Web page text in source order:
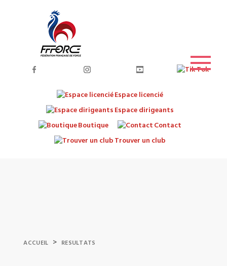
Espace licencié
Espace dirigeants
Boutique
Contact
Trouver un club
ACCUEIL > RESULTATS